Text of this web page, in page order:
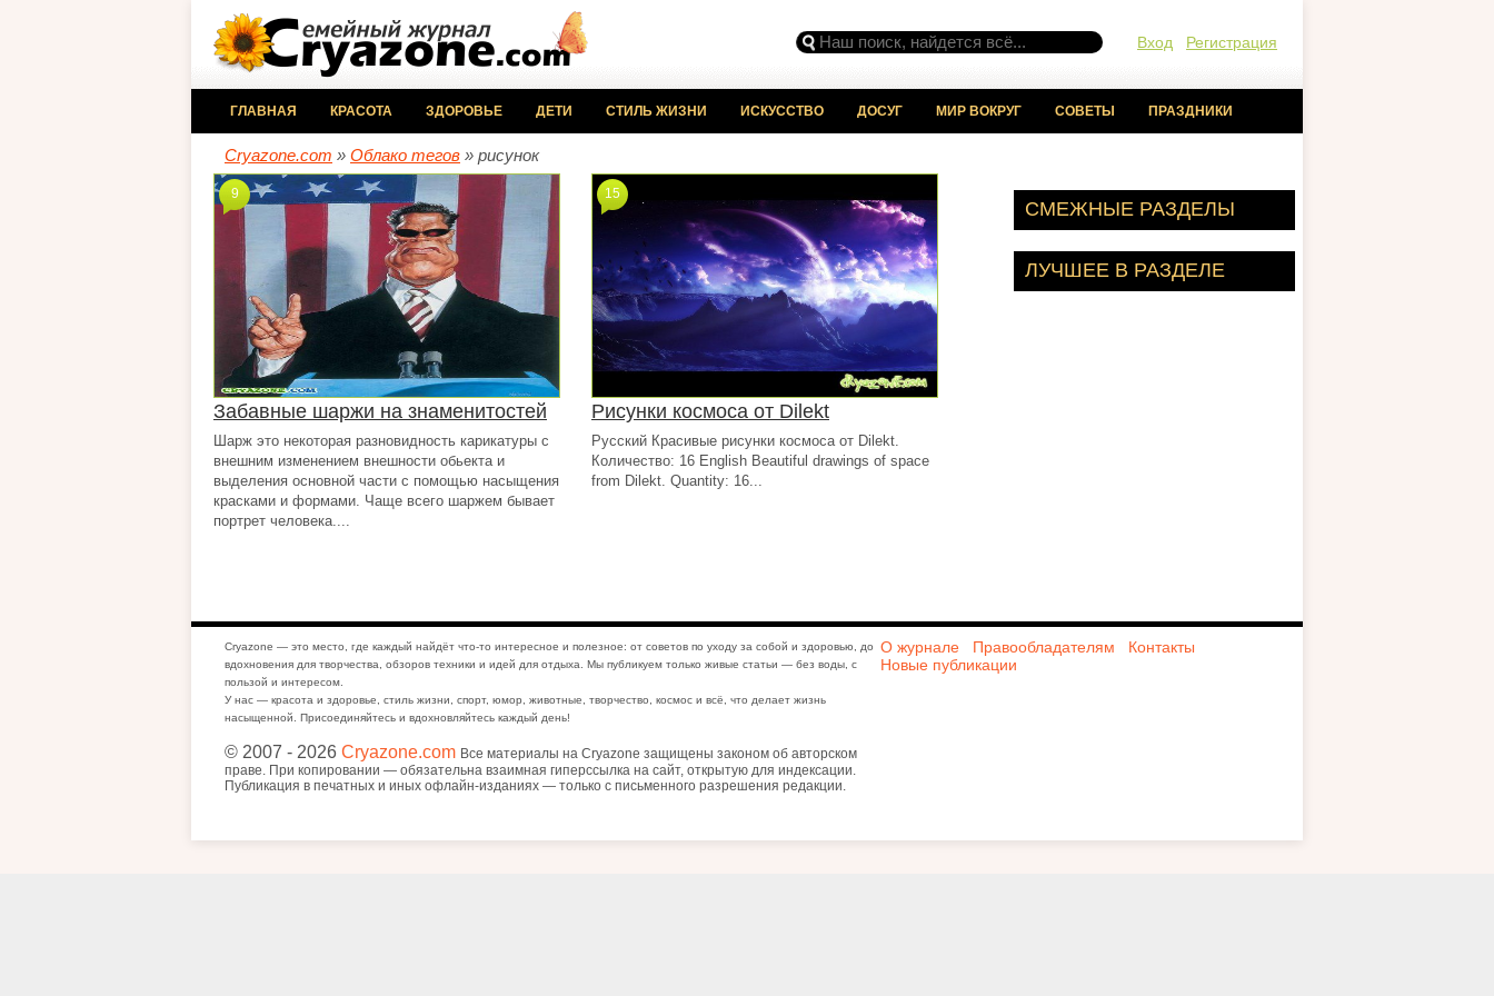
Вход Регистрация
ГЛАВНАЯ КРАСОТА ЗДОРОВЬЕ ДЕТИ СТИЛЬ ЖИЗНИ ИСКУССТВО ДОСУГ МИР ВОКРУГ СОВЕТЫ ПРАЗДНИКИ
Cryazone.com » Облако тегов » рисунок
Забавные шаржи на знаменитостей
Шарж это некоторая разновидность карикатуры с
внешним изменением внешности обьекта и
выделения основной части с помощью насыщения
красками и формами. Чаще всего шаржем бывает
портрет человека....
9
Рисунки космоса от Dilekt
Русский Красивые рисунки космоса от Dilekt.
Количество: 16 English Beautiful drawings of space
from Dilekt. Quantity: 16...
15
СМЕЖНЫЕ РАЗДЕЛЫ
ЛУЧШЕЕ В РАЗДЕЛЕ
Cryazone — это место, где каждый найдёт что-то интересное и полезное: от советов по уходу за собой и здоровью, до
вдохновения для творчества, обзоров техники и идей для отдыха. Мы публикуем только живые статьи — без воды, с
пользой и интересом.
У нас — красота и здоровье, стиль жизни, спорт, юмор, животные, творчество, космос и всё, что делает жизнь
насыщенной. Присоединяйтесь и вдохновляйтесь каждый день!
© 2007 - 2026 Cryazone.com Все материалы на Cryazone защищены законом об авторском
праве. При копировании — обязательна взаимная гиперссылка на сайт, открытую для индексации.
Публикация в печатных и иных офлайн-изданиях — только с письменного разрешения редакции.
О журнале Правообладателям
Контакты
Новые публикации